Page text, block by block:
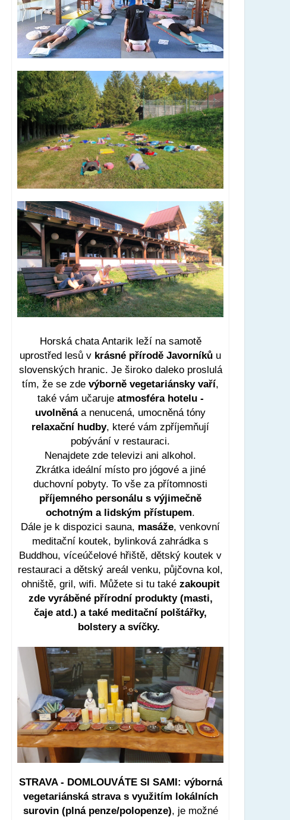
Horská chata Antarik leží na samotě
uprostřed lesů v krásné přírodě Javorníků u
slovenských hranic. Je široko daleko proslulá
tím, že se zdevýborně vegetariánsky vaří,
také vám učaruje atmosféra hotelu -
uvolněnáa nenucená, umocněná tóny
relaxační hudby, které vám zpříjemňují
pobývání v restauraci.
Nenajdete zde televizi ani alkohol.
Zkrátka ideální místo pro jógové a jiné
duchovní pobyty. To vše za přítomnosti
příjemného personálu s výjimečně
ochotným a lidským přístupem.
Dále je k dispozici sauna, masáže, venkovní
meditační koutek, bylinková zahrádka s
Buddhou, víceúčelové hřiště, dětský koutek v
restauraci a dětský areál venku, půjčovna kol,
ohniště, gril, wifi. Můžete si tu také zakoupit
zde vyráběné přírodní produkty (masti,
čaje atd.) a také meditační polštářky,
bolstery a svíčky.
STRAVA - DOMLOUVÁTE SI SAMI: výborná
vegetariánská strava s využitím lokálních
surovin (plná penze/polopenze), je možné